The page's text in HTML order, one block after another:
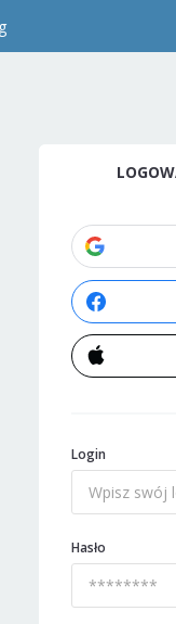
Login
Hasło